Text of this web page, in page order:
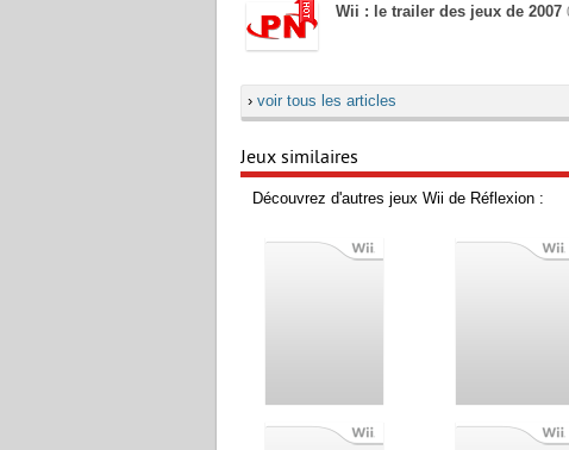
Wii : le trailer des jeux de 2007
› voir tous les articles
Jeux similaires
Découvrez d'autres jeux Wii de Réflexion :